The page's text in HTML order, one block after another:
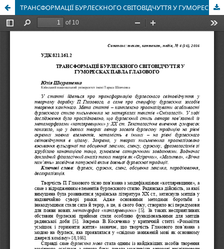
ТРАНСФОРМАЦІЇ БУРЛЕСКНОГО СВІТОВІДЧУТТЯ У ГУМОРЕСКАХ ПАВЛА ГЛАЗОВОГО